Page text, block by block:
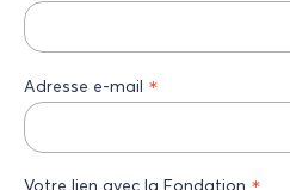
Adresse e-mail *
Votre lien avec la Fondation